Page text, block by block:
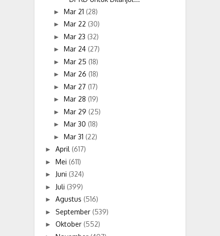
► Mar 21 (28)
► Mar 22 (30)
► Mar 23 (32)
► Mar 24 (27)
► Mar 25 (18)
► Mar 26 (18)
► Mar 27 (17)
► Mar 28 (19)
► Mar 29 (25)
► Mar 30 (18)
► Mar 31 (22)
► April (617)
► Mei (611)
► Juni (324)
► Juli (399)
► Agustus (516)
► September (539)
► Oktober (552)